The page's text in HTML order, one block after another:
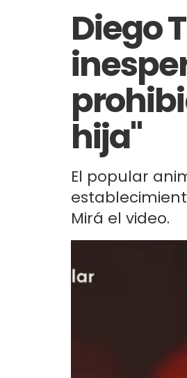
Diego
hija"
El popular
Mirá el video.